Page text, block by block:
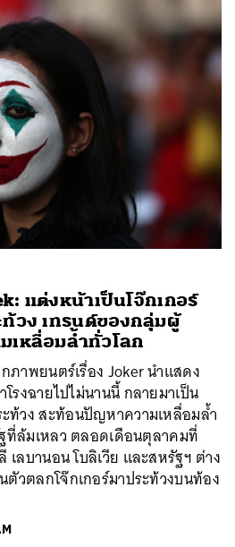
แต่งหน้าเป็นโจ๊กเกอร์
วง เทรนด์ของกลุ่มผู้
หลื่อมล้ำทั่วโลก
ภาพยนตร์เรื่อง Joker นำแสดง
รงฉายไปไม่นานนี้ กลายมาเป็น
วง สะท้อนปัญหาความเหลื่อมล้ำ
ที่ล้มเหลว ตลอดเดือนตุลาคมที่
ลบานอน โบลิเวีย และสหรัฐฯ ต่าง
วตลกโจ๊กเกอร์มาประท้วงบนท้อง